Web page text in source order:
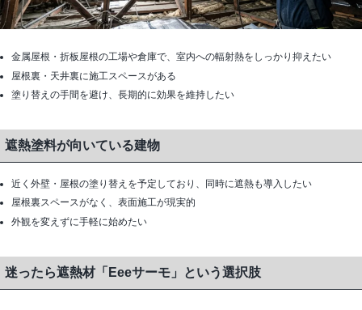
金属屋根・折板屋根の工場や倉庫で、室内への輻射熱をしっかり抑えたい
屋根裏・天井裏に施工スペースがある
塗り替えの手間を避け、長期的に効果を維持したい
遮熱塗料が向いている建物
近く外壁・屋根の塗り替えを予定しており、同時に遮熱も導入したい
屋根裏スペースがなく、表面施工が現実的
外観を変えずに手軽に始めたい
迷ったら遮熱材「Eeeサーモ」という選択肢